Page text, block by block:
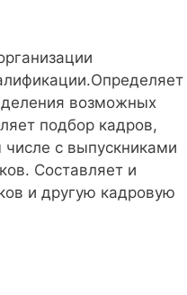
возможных
подбор кадров,
с выпускниками
Составляет и
и другую кадровую